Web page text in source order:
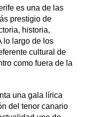
es una de las
prestigio de
historia,
lo largo de los
cultural de
como fuera de la
una gala lírica
del tenor canario